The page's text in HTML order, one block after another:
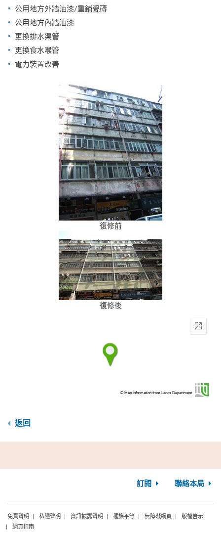
公用地方外牆油漆/重鋪瓷磚
公用地方內牆油漆
更換排水渠管
更換食水喉管
電力裝置改善
復修前
復修後
Enter
© Map information from Lands Department
返回
訂閱 聯絡本局
免責聲明 私隱聲明 資訊披露聲明 種族平等 無障礙網頁
版權告示
網頁指南